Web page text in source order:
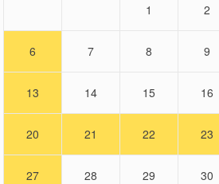
1 2
6 7 8 9
13 14 15 16
20 21 22 23
27 28 29 30